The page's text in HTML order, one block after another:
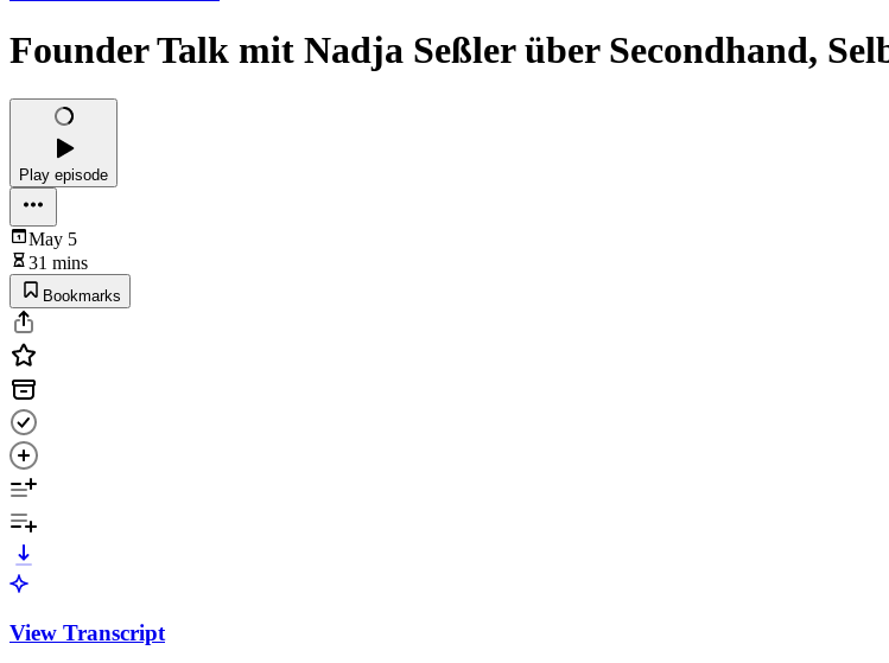
Founder Talk mit Nadja Seßler über Secondhand,
Play episode
May 5
31 mins
Bookmarks
View Transcript